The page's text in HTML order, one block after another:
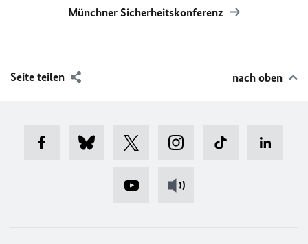
Münchner Sicherheitskonferenz
Seite teilen nach oben